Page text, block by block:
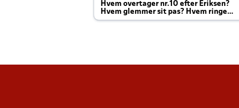
Hvem overtager nr.10 efter Eriksen?
Hvem glemmer sit pas? Hvem ringer
Joachim altid til efter kampe?